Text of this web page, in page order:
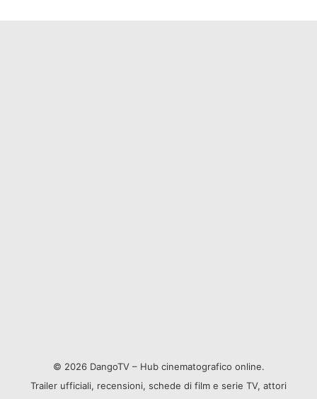
© 2026 DangoTV – Hub cinematografico online.
Trailer ufficiali, recensioni, schede di film e serie TV, attori